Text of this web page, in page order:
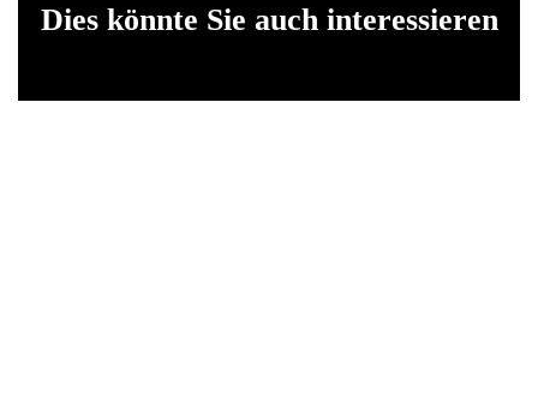
Dies könnte Sie auch interessieren